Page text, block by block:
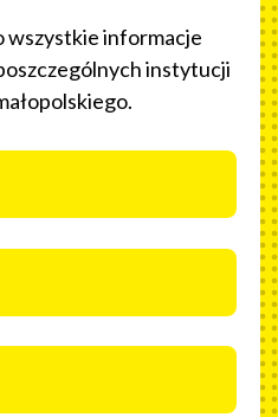
wszystkie informacje
instytucji